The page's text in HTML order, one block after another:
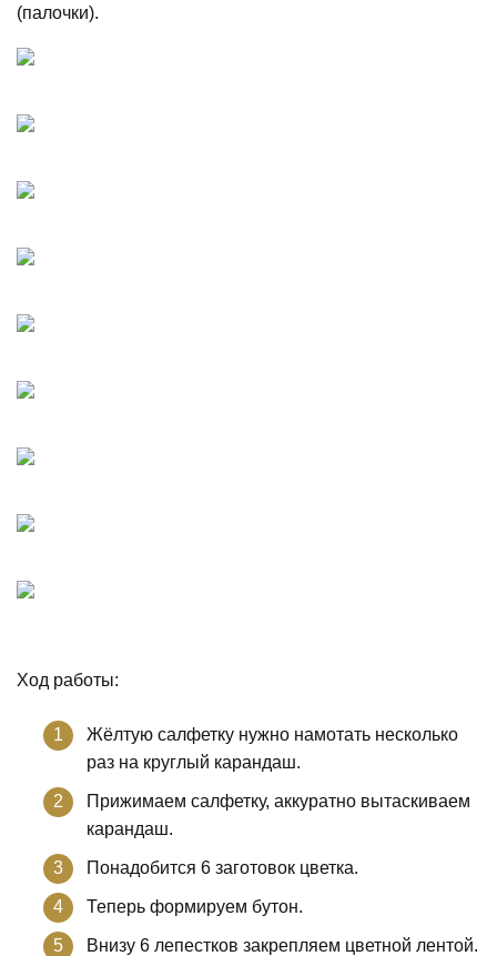
(палочки).
Ход работы:
Жёлтую салфетку нужно намотать несколько
раз на круглый карандаш.
Прижимаем салфетку, аккуратно вытаскиваем
карандаш.
Понадобится 6 заготовок цветка.
Теперь формируем бутон.
Внизу 6 лепестков закрепляем цветной лентой.